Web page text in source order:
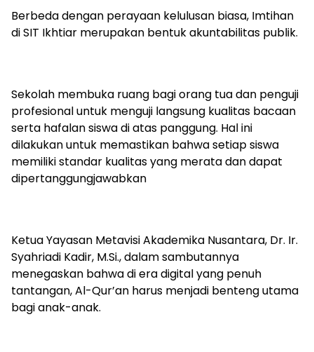
Berbeda dengan perayaan kelulusan biasa, Imtihan
di SIT Ikhtiar merupakan bentuk akuntabilitas publik.
Sekolah membuka ruang bagi orang tua dan penguji
profesional untuk menguji langsung kualitas bacaan
serta hafalan siswa di atas panggung. Hal ini
dilakukan untuk memastikan bahwa setiap siswa
memiliki standar kualitas yang merata dan dapat
dipertanggungjawabkan
Ketua Yayasan Metavisi Akademika Nusantara, Dr. Ir.
Syahriadi Kadir, M.Si., dalam sambutannya
menegaskan bahwa di era digital yang penuh
tantangan, Al-Qur’an harus menjadi benteng utama
bagi anak-anak.